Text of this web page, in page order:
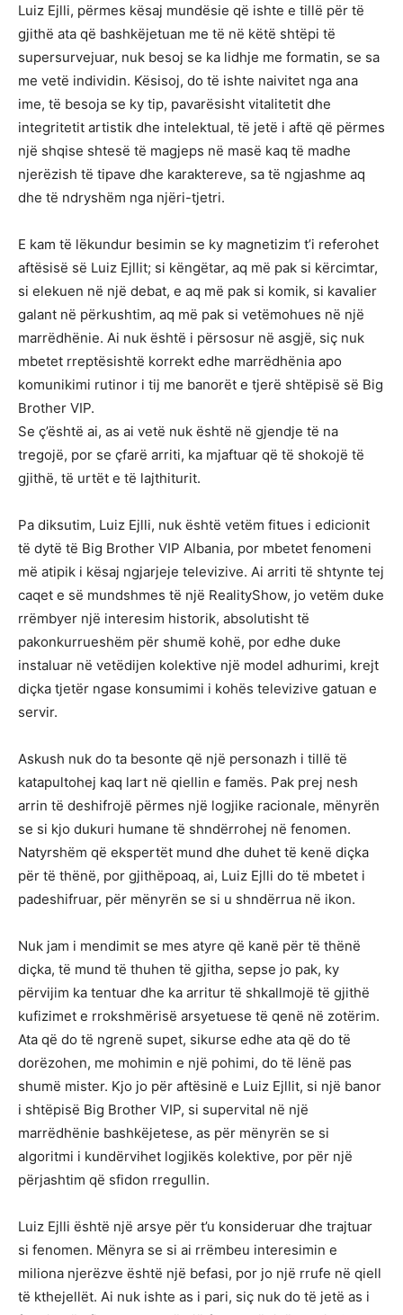
Luiz Ejlli, përmes kësaj mundësie që ishte e tillë për të
gjithë ata që bashkëjetuan me të në këtë shtëpi të
supersurvejuar, nuk besoj se ka lidhje me formatin, se sa
me vetë individin. Kësisoj, do të ishte naivitet nga ana
ime, të besoja se ky tip, pavarësisht vitalitetit dhe
integritetit artistik dhe intelektual, të jetë i aftë që përmes
një shqise shtesë të magjeps në masë kaq të madhe
njerëzish të tipave dhe karaktereve, sa të ngjashme aq
dhe të ndryshëm nga njëri-tjetri.
E kam të lëkundur besimin se ky magnetizim t’i referohet
aftësisë së Luiz Ejllit; si këngëtar, aq më pak si kërcimtar,
si elekuen në një debat, e aq më pak si komik, si kavalier
galant në përkushtim, aq më pak si vetëmohues në një
marrëdhënie. Ai nuk është i përsosur në asgjë, siç nuk
mbetet rreptësishtë korrekt edhe marrëdhënia apo
komunikimi rutinor i tij me banorët e tjerë shtëpisë së Big
Brother VIP.
Se ç’është ai, as ai vetë nuk është në gjendje të na
tregojë, por se çfarë arriti, ka mjaftuar që të shokojë të
gjithë, të urtët e të lajthiturit.
Pa diksutim, Luiz Ejlli, nuk është vetëm fitues i edicionit
të dytë të Big Brother VIP Albania, por mbetet fenomeni
më atipik i kësaj ngjarjeje televizive. Ai arriti të shtynte tej
caqet e së mundshmes të një RealityShow, jo vetëm duke
rrëmbyer një interesim historik, absolutisht të
pakonkurrueshëm për shumë kohë, por edhe duke
instaluar në vetëdijen kolektive një model adhurimi, krejt
diçka tjetër ngase konsumimi i kohës televizive gatuan e
servir.
Askush nuk do ta besonte që një personazh i tillë të
katapultohej kaq lart në qiellin e famës. Pak prej nesh
arrin të deshifrojë përmes një logjike racionale, mënyrën
se si kjo dukuri humane të shndërrohej në fenomen.
Natyrshëm që ekspertët mund dhe duhet të kenë diçka
për të thënë, por gjithëpoaq, ai, Luiz Ejlli do të mbetet i
padeshifruar, për mënyrën se si u shndërrua në ikon.
Nuk jam i mendimit se mes atyre që kanë për të thënë
diçka, të mund të thuhen të gjitha, sepse jo pak, ky
përvijim ka tentuar dhe ka arritur të shkallmojë të gjithë
kufizimet e rrokshmërisë arsyetuese të qenë në zotërim.
Ata që do të ngrenë supet, sikurse edhe ata që do të
dorëzohen, me mohimin e një pohimi, do të lënë pas
shumë mister. Kjo jo për aftësinë e Luiz Ejllit, si një banor
i shtëpisë Big Brother VIP, si supervital në një
marrëdhënie bashkëjetese, as për mënyrën se si
algoritmi i kundërvihet logjikës kolektive, por për një
përjashtim që sfidon rregullin.
Luiz Ejlli është një arsye për t’u konsideruar dhe trajtuar
si fenomen. Mënyra se si ai rrëmbeu interesimin e
miliona njerëzve është një befasi, por jo një rrufe në qiell
të kthejellët. Ai nuk ishte as i pari, siç nuk do të jetë as i